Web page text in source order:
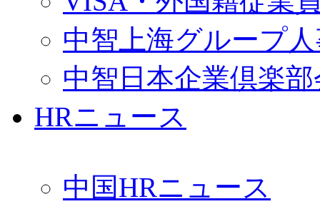
中智上海グループ
中智日本企業倶楽
HRニュース
中国HRニュース